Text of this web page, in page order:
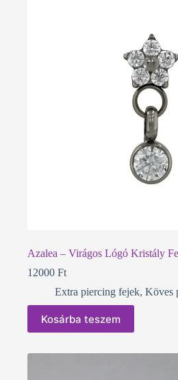
Azalea – Virágos Lógó Kristály
12000 Ft
Extra piercing fejek, Köves
Kosárba teszem